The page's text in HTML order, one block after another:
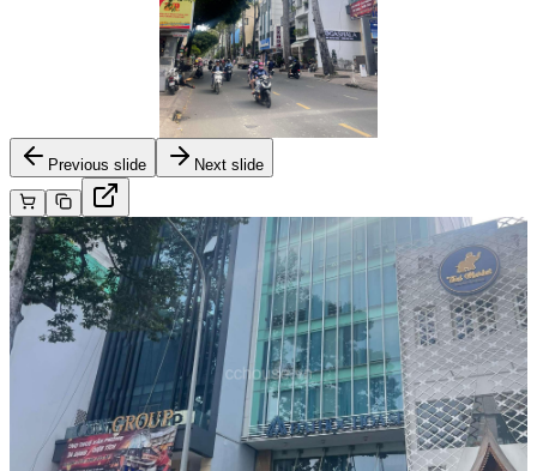
Previous slide Next slide